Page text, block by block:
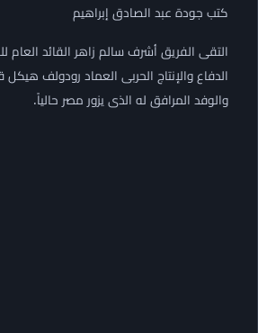
كتب جودة عبد الصادق إبراهيم
التقى الفريق أشرف سالم زاهر القائد العام
الدفاع والإنتاج الحربى العماد رودولف هيكل
والوفد المرافق له الذى يزور مصر حالياً.